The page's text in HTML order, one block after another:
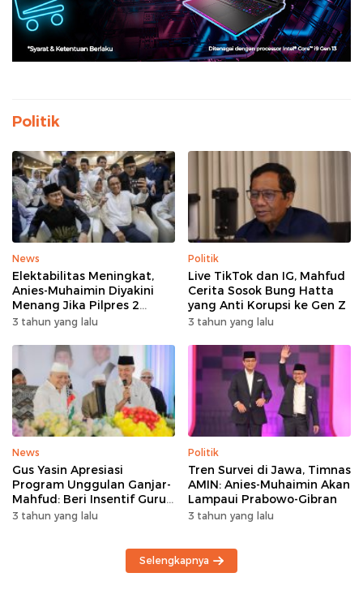
Politik
News
Elektabilitas Meningkat,
Anies-Muhaimin Diyakini
Menang Jika Pilpres 2
Putaran
3 tahun yang lalu
Politik
Live TikTok dan IG, Mahfud
Cerita Sosok Bung Hatta
yang Anti Korupsi ke Gen Z
3 tahun yang lalu
News
Gus Yasin Apresiasi
Program Unggulan Ganjar-
Mahfud: Beri Insentif Guru
Agama
3 tahun yang lalu
Politik
Tren Survei di Jawa, Timnas
AMIN: Anies-Muhaimin Akan
Lampaui Prabowo-Gibran
3 tahun yang lalu
Selengkapnya